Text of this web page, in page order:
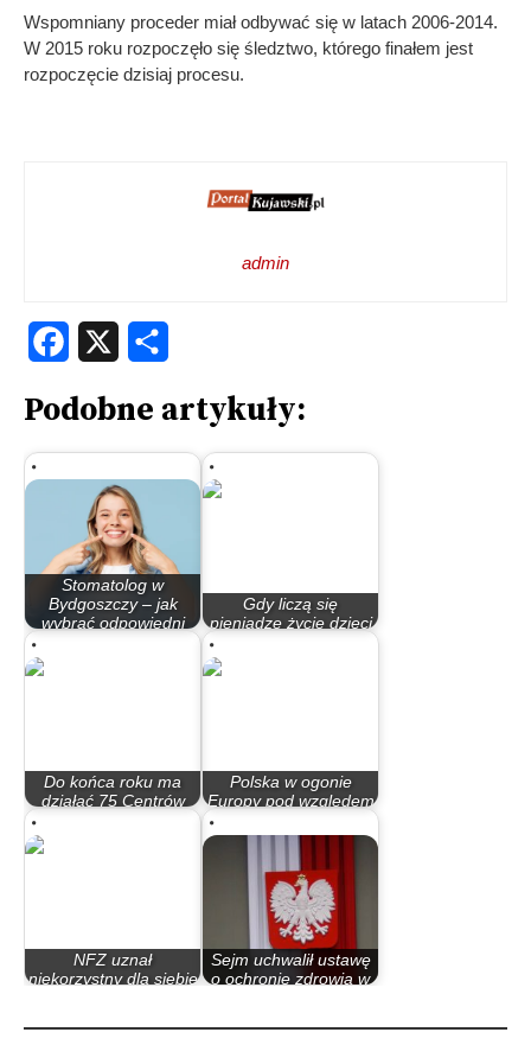
Wspomniany proceder miał odbywać się w latach 2006-2014.
W 2015 roku rozpoczęło się śledztwo, którego finałem jest
rozpoczęcie dzisiaj procesu.
admin
Facebook
Podobne artykuły:
Stomatolog w
Bydgoszczy – jak
wybrać odpowiedni
Gdy liczą się
pieniądze życie dzieci
schodzi na plan dalszy
Do końca roku ma
działać 75 Centrów
Zdrowia Psychicznego
Polska w ogonie
Europy pod względem
NFZ uznał
niekorzystny dla siebie
Sejm uchwalił ustawę
o ochronie zdrowia w